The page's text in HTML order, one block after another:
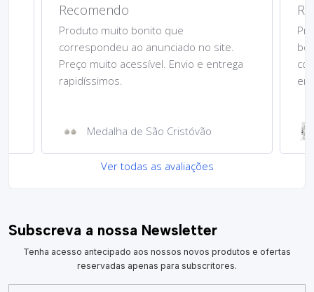
Recomendo
Produto muito bonito que
correspondeu ao anunciado no site.
Preço muito acessível. Envio e entrega
rapidíssimos.
Medalha de São Cristóvão
Ver todas as avaliações
Subscreva a nossa Newsletter
Tenha acesso antecipado aos nossos novos produtos e ofertas
reservadas apenas para subscritores.